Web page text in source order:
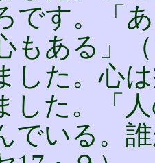
です。「
もある」
した。心
した。「
でいる。